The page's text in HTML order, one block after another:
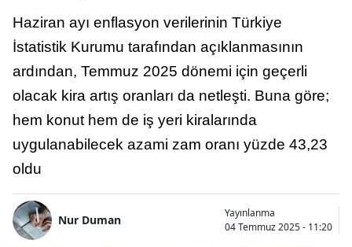
Haziran ayı enflasyon verilerinin Türkiye
İstatistik Kurumu tarafından açıklanmasının
ardından, Temmuz 2025 dönemi için geçerli
olacak kira artış oranları da netleşti. Buna göre;
hem konut hem de iş yeri kiralarında
uygulanabilecek azami zam oranı yüzde 43,23
oldu
Nur Duman
Yayınlanma
04 Temmuz 2025 - 11:20